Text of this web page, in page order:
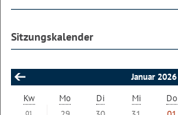
Sitzungskalender
Januar 2026
Kw
Mo Di Mi Do